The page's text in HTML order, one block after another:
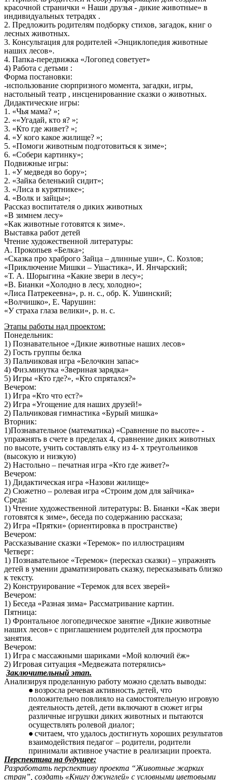
красочной странички « Наши друзья - дикие животные» в
индивидуальных тетрадях .
2. Предложить родителям подборку стихов, загадок, книг о
лесных животных.
3. Консультация для родителей «Энциклопедия животные
наших лесов».
4. Папка-передвижка «Логопед советует»
4) Работа с детьми :
Форма постановки:
-использование сюрпризного момента, загадки, игры,
настольный театр , инсценированние сказки о животных.
Дидактические игры:
1. «Чья мама? »;
2. ««Угадай, кто я? »;
3. «Кто где живет? »;
4. «У кого какое жилище? »;
5. «Помоги животным подготовиться к зиме»;
6. «Собери картинку»;
Подвижные игры:
1. «У медведя во бору»;
2. «Зайка беленький сидит»;
3. «Лиса в курятнике»;
4. «Волк и зайцы»;
Рассказ воспитателя о диких животных
«В зимнем лесу»
«Как животные готовятся к зиме».
Выставка работ детей
Чтение художественной литературы:
А. Прокопьев «Белка»;
«Сказка про храброго Зайца – длинные уши», С. Козлов;
«Приключение Мишки – Ушастика», И. Янчарский;
«Т. А. Шорыгина «Какие звери в лесу»;
«В. Бианки «Холодно в лесу, холодно»;
«Лиса Патрекеевна», р. н. с., обр. К. Ушинский;
«Волчишко», Е. Чарушин:
«У страха глаза велики», р. н. с.
Этапы работы над проектом:
Понедельник:
1) Познавательное «Дикие животные наших лесов»
2) Гость группы белка
3) Пальчиковая игра «Белочкин запас»
4) Физ.минутка «Звериная зарядка»
5) Игры «Кто где?», «Кто спрятался?»
Вечером:
1) Игра «Кто что ест?»
2) Игра «Угощение для наших друзей!»
2) Пальчиковая гимнастика «Бурый мишка»
Вторник:
1)Познавательное (математика) «Сравнение по высоте» -
упражнять в счете в пределах 4, сравнение диких животных
по высоте, учить составлять елку из 4- х треугольников
(высокую и низкую)
2) Настольно – печатная игра «Кто где живет?»
Вечером:
1) Дидактическая игра «Назови жилище»
2) Сюжетно – ролевая игра «Строим дом для зайчика»
Среда:
1) Чтение художественной литературы: В. Бианки «Как звери
готовятся к зиме», беседа по содержанию рассказа;
2) Игра «Прятки» (ориентировка в пространстве)
Вечером:
Рассказывание сказки «Теремок» по иллюстрациям
Четверг:
1) Познавательное «Теремок» (пересказ сказки) – упражнять
детей в умении драматизировать сказку, пересказывать близко
к тексту.
2) Конструирование «Теремок для всех зверей»
Вечером:
1) Беседа «Разная зима» Рассматривание картин.
Пятница:
1) Фронтальное логопедическое занятие «Дикие животные
наших лесов» с приглашением родителей для просмотра
занятия.
Вечером:
1) Игра с массажными шариками «Мой колючий ёж»
2) Игровая ситуация «Медвежата потерялись»
Заключительный этап.
Анализируя проделанную работу можно сделать выводы:
возросла речевая активность детей, что
положительно повлияло на самостоятельную игровую
деятельность детей, дети включают в сюжет игры
различные игрушки диких животных и пытаются
осуществлять ролевой диалог;
считаем, что удалось достигнуть хороших результатов
взаимодействия педагог – родители, родители
принимали активное участие в реализации проекта.
Перспектива на будущее:
Разработать перспективу проекта “Животные жарких
стран”, создать «Книгу джунглей» с условными цветовыми